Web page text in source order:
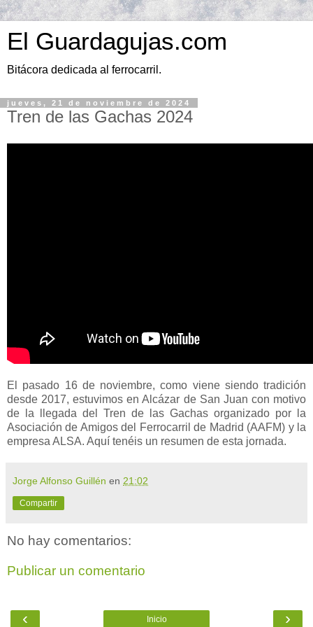
El Guardagujas.com
Bitácora dedicada al ferrocarril.
jueves, 21 de noviembre de 2024
Tren de las Gachas 2024
El pasado 16 de noviembre, como viene siendo tradición
desde 2017, estuvimos en Alcázar de San Juan con motivo
de la llegada del Tren de las Gachas organizado por la
Asociación de Amigos del Ferrocarril de Madrid (AAFM) y la
empresa ALSA. Aquí tenéis un resumen de esta jornada.
Jorge Alfonso Guillén en 21:02
Compartir
No hay comentarios:
Publicar un comentario
‹ ›
Inicio